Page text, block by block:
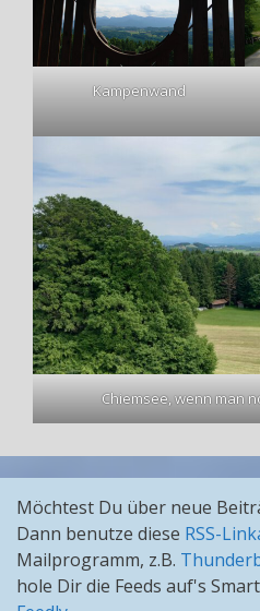
Kampenwand
Chiemsee, wenn man
Möchtest Du über neue
Dann benutze diese RSS-
Mailprogramm, z.B.
hole Dir die Feeds auf's